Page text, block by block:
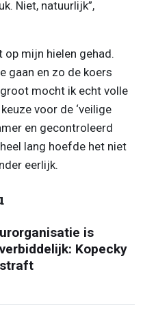
Niet, natuurlijk”,
op mijn hielen gehad.
gaan en zo de koers
mocht ik echt volle
voor de ‘veilige
en gecontroleerd
lang hoefde het niet
eerlijk.
is
Kopecky